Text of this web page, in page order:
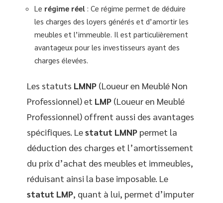
Le régime réel : Ce régime permet de déduire
les charges des loyers générés et d’amortir les
meubles et l’immeuble. Il est particulièrement
avantageux pour les investisseurs ayant des
charges élevées.
Les statuts LMNP (Loueur en Meublé Non
Professionnel) et LMP (Loueur en Meublé
Professionnel) offrent aussi des avantages
spécifiques. Lestatut LMNP permet la
déduction des charges et l’amortissement
du prix d’achat des meubles et immeubles,
réduisant ainsi la base imposable. Le
statut LMP, quant à lui, permet d’imputer